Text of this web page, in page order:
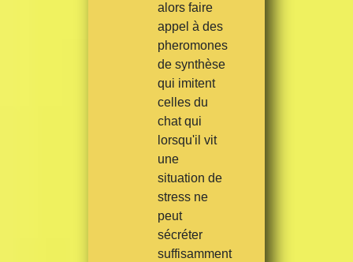
alors faire
appel à des
pheromones
de synthèse
qui imitent
celles du
chat qui
lorsqu'il vit
une
situation de
stress ne
peut
sécréter
suffisamment